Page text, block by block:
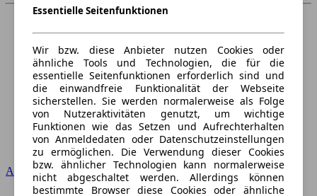
Audi
Essentielle Seitenfunktionen
Wir bzw. diese Anbieter nutzen Cookies oder
ähnliche Tools und Technologien, die für die
essentielle Seitenfunktionen erforderlich sind und
die einwandfreie Funktionalität der Webseite
sicherstellen. Sie werden normalerweise als Folge
von Nutzeraktivitäten genutzt, um wichtige
Funktionen wie das Setzen und Aufrechterhalten
von Anmeldedaten oder Datenschutzeinstellungen
zu ermöglichen. Die Verwendung dieser Cookies
bzw. ähnlicher Technologien kann normalerweise
nicht abgeschaltet werden. Allerdings können
bestimmte Browser diese Cookies oder ähnliche